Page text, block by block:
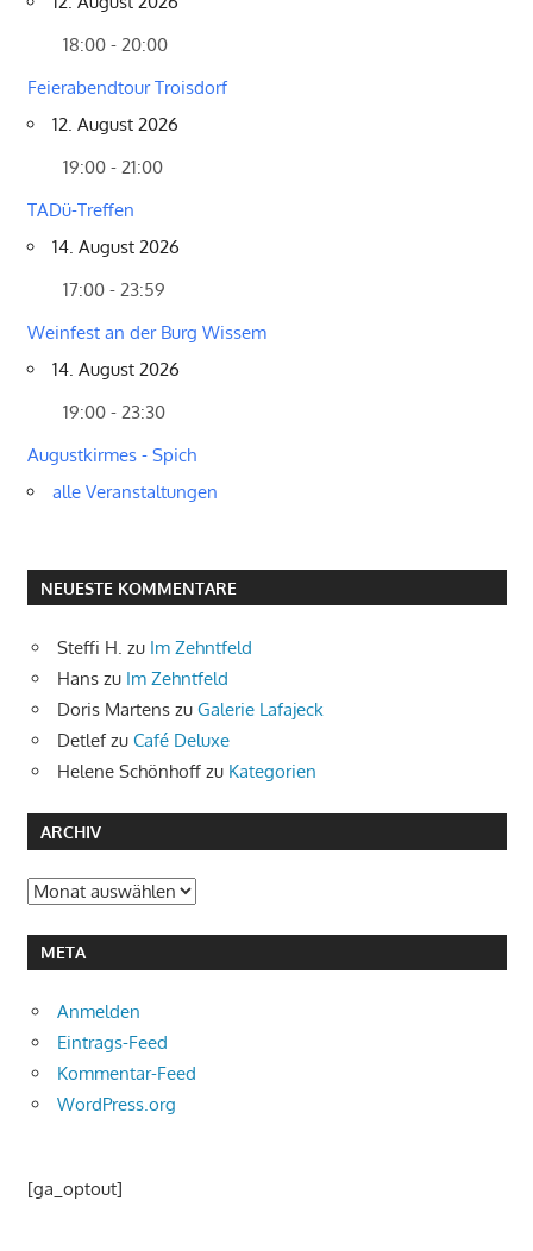
18:00 - 20:00
Feierabendtour Troisdorf
12. August 2026
19:00 - 21:00
TADü-Treffen
14. August 2026
17:00 - 23:59
Weinfest an der Burg Wissem
14. August 2026
19:00 - 23:30
Augustkirmes - Spich
alle Veranstaltungen
NEUESTE KOMMENTARE
Steffi H. zu Im Zehntfeld
Hans zu Im Zehntfeld
Doris Martens zu Galerie Lafajeck
Detlefzu Café Deluxe
Helene Schönhoff zu Kategorien
ARCHIV
Archiv
META
Anmelden
Eintrags-Feed
Kommentar-Feed
WordPress.org
[ga_optout]